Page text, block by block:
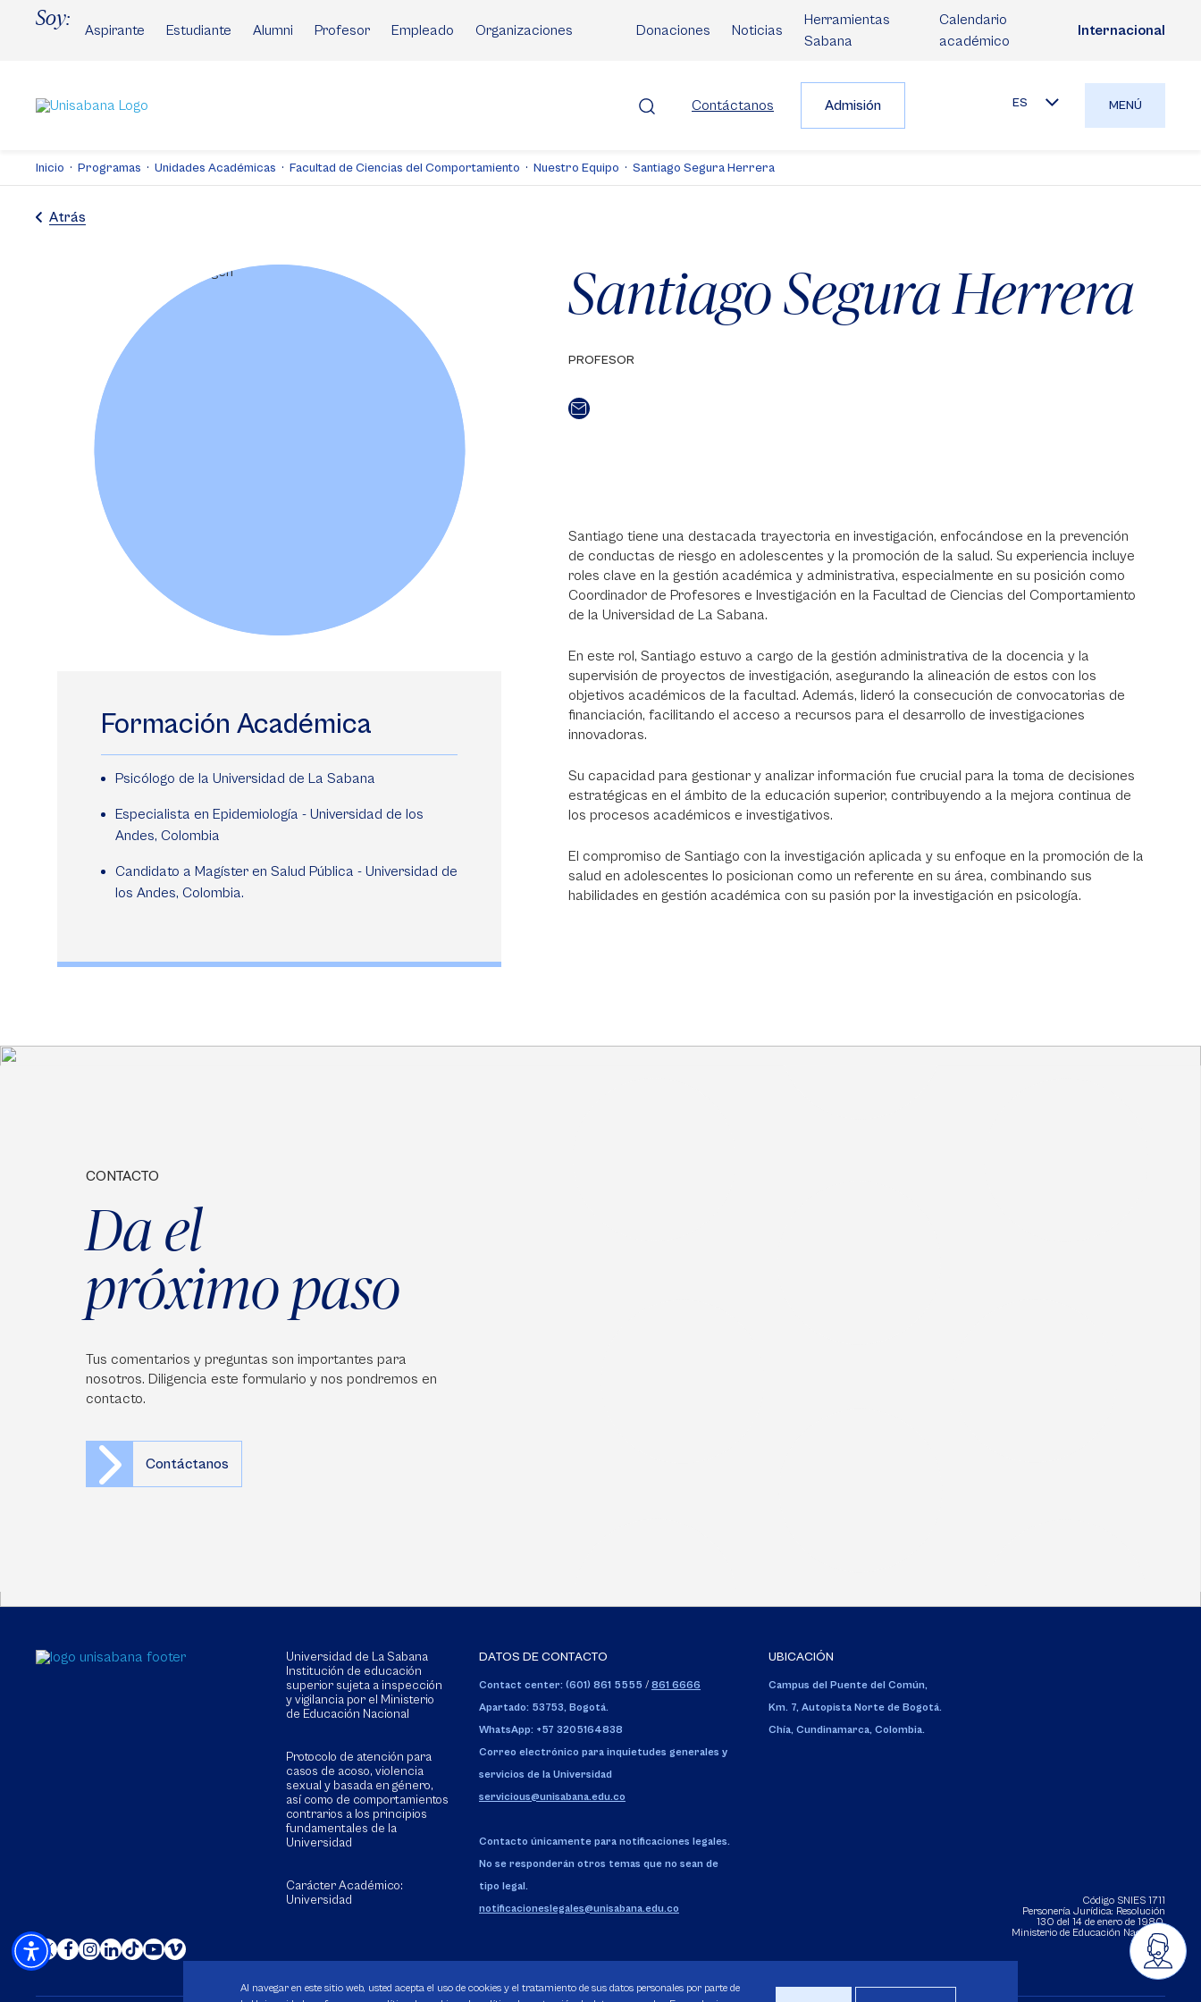
Soy:
Aspirante Estudiante Alumni Profesor Empleado Organizaciones Donaciones Noticias
Herramientas
Sabana
Calendario
académico
Internacional
Contáctanos Admisión ES MENÚ
Inicio Programas Unidades Académicas Facultad de Ciencias del Comportamiento Nuestro Equipo Santiago Segura Herrera
Atrás
Santiago Segura Herrera
PROFESOR
Formación Académica
Psicólogo de la Universidad de La Sabana
Especialista en Epidemiología - Universidad de los
Andes, Colombia
Candidato a Magíster en Salud Pública - Universidad de
los Andes, Colombia.
Santiago tiene una destacada trayectoria en investigación, enfocándose en la prevención
de conductas de riesgo en adolescentes y la promoción de la salud. Su experiencia incluye
roles clave en la gestión académica y administrativa, especialmente en su posición como
Coordinador de Profesores e Investigación en la Facultad de Ciencias del Comportamiento
de la Universidad de La Sabana.
En este rol, Santiago estuvo a cargo de la gestión administrativa de la docencia y la
supervisión de proyectos de investigación, asegurando la alineación de estos con los
objetivos académicos de la facultad. Además, lideró la consecución de convocatorias de
financiación, facilitando el acceso a recursos para el desarrollo de investigaciones
innovadoras.
Su capacidad para gestionar y analizar información fue crucial para la toma de decisiones
estratégicas en el ámbito de la educación superior, contribuyendo a la mejora continua de
los procesos académicos e investigativos.
El compromiso de Santiago con la investigación aplicada y su enfoque en la promoción de la
salud en adolescentes lo posicionan como un referente en su área, combinando sus
habilidades en gestión académica con su pasión por la investigación en psicología.
CONTACTO
Da el
próximo paso
Tus comentarios y preguntas son importantes para
nosotros. Diligencia este formulario y nos pondremos en
contacto.
Contáctanos
Universidad de La Sabana
Institución de educación
superior sujeta a inspección
y vigilancia por el Ministerio
de Educación Nacional
Protocolo de atención para
casos de acoso, violencia
sexual y basada en género,
así como de comportamientos
contrarios a los principios
fundamentales de la
Universidad
Carácter Académico:
Universidad
DATOS DE CONTACTO
Contact center: (601) 861 5555 / 861 6666
Apartado: 53753, Bogotá.
WhatsApp: +57 3205164838
Correo electrónico para inquietudes generales y
servicios de la Universidad
servicious@unisabana.edu.co
Contacto únicamente para notificaciones legales.
No se responderán otros temas que no sean de
tipo legal.
notificacioneslegales@unisabana.edu.co
UBICACIÓN
Campus del Puente del Común,
Km. 7, Autopista Norte de Bogotá.
Chía, Cundinamarca, Colombia.
Código SNIES 1711
Personería Jurídica: Resolución
130 del 14 de enero de 1980.
Ministerio de Educación Nacional.
Al navegar en este sitio web, usted acepta el uso de cookies y el tratamiento de sus datos personales por parte de